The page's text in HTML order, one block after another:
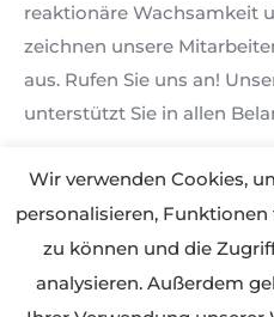
reaktionäre Wachsamkeit
zeichnen unsere
aus. Rufen Sie uns an!
unterstützt Sie in allen
Wir
✆ 030 –
Wir verwenden Cookies,
personalisieren,
zu können und die
analysieren. Außerdem